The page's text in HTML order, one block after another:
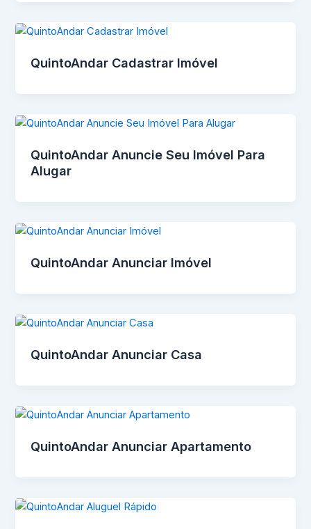
QuintoAndar Cadastrar Imóvel
QuintoAndar Anuncie Seu Imóvel Para
Alugar
QuintoAndar Anunciar Imóvel
QuintoAndar Anunciar Casa
QuintoAndar Anunciar Apartamento